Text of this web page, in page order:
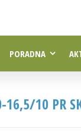
PORADNA
16,5/10 PR